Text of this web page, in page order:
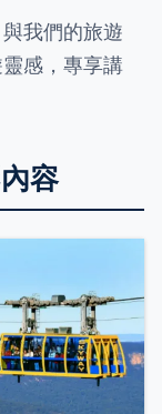
我們的旅遊
感，專享講
容